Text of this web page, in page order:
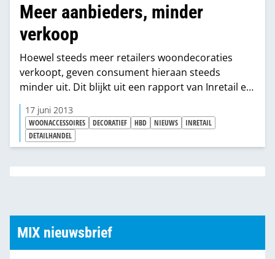
Meer aanbieders, minder
verkoop
Hoewel steeds meer retailers woondecoraties
verkoopt, geven consument hieraan steeds
minder uit. Dit blijkt uit een rapport van Inretail en
het Hoofdbedrijfschap Detailhandel.
17 juni 2013
WOONACCESSOIRES DECORATIEF HBD NIEUWS
INRETAIL
DETAILHANDEL
MIX nieuwsbrief